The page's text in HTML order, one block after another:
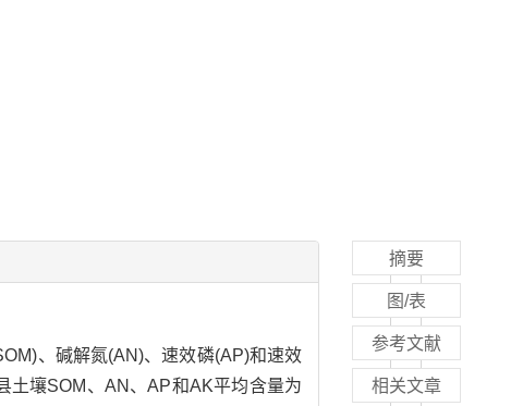
、碱解氮(AN)、速效磷(AP)和速效
土壤SOM、AN、AP和AK平均含量为
摘要
图/表
参考文献
相关文章